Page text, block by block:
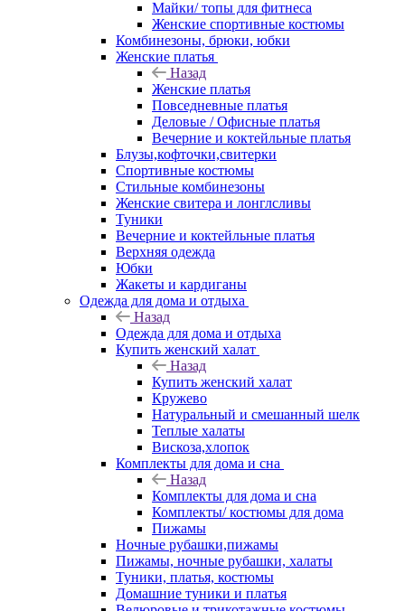
Майки/ топы для фитнеса
Женские спортивные костюмы
Комбинезоны, брюки, юбки
Женские платья
Назад
Женские платья
Повседневные платья
Деловые / Офисные платья
Вечерние и коктейльные платья
Блузы,кофточки,свитерки
Спортивные костюмы
Стильные комбинезоны
Женские свитера и лонглсливы
Туники
Вечерние и коктейльные платья
Верхняя одежда
Юбки
Жакеты и кардиганы
Одежда для дома и отдыха
Назад
Одежда для дома и отдыха
Купить женский халат
Назад
Купить женский халат
Кружево
Натуральный и смешанный шелк
Теплые халаты
Вискоза,хлопок
Комплекты для дома и сна
Назад
Комплекты для дома и сна
Комплекты/ костюмы для дома
Пижамы
Ночные рубашки,пижамы
Пижамы, ночные рубашки, халаты
Туники, платья, костюмы
Домашние туники и платья